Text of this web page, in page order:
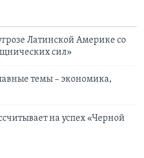
Латинской Америке со
сил»
темы – экономика,
на успех «Черной